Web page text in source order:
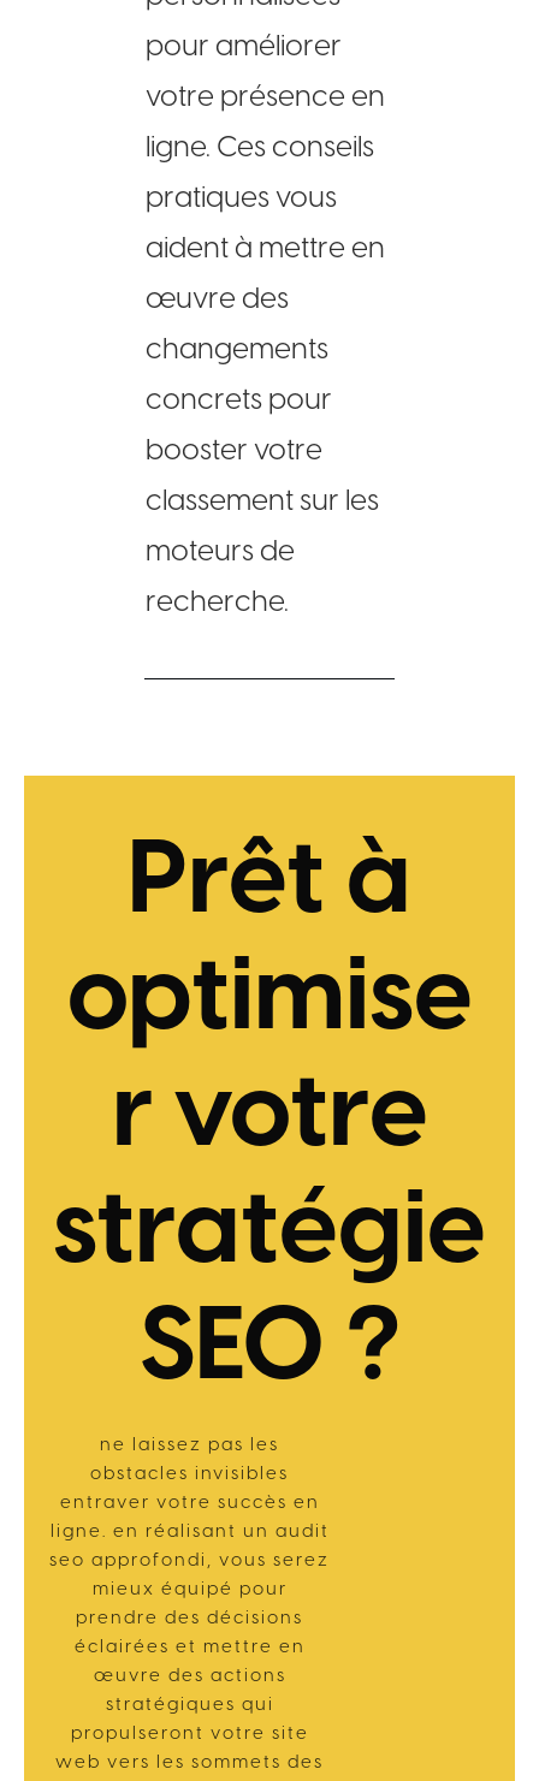
pour améliorer
votre présence en
ligne. Ces conseils
pratiques vous
aident à mettre en
œuvre des
changements
concrets pour
booster votre
classement sur les
moteurs de
recherche.
Prêt à
optimise
r votre
stratégie
SEO ?
ne laissez pas les
obstacles invisibles
entraver votre succès en
ligne. en réalisant un audit
seo approfondi, vous serez
mieux équipé pour
prendre des décisions
éclairées et mettre en
œuvre des actions
stratégiques qui
propulseront votre site
web vers les sommets des